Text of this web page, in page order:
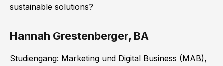
sustainable solutions?
Hannah Grestenberger, BA
Studiengang: Marketing und Digital Business (MAB),